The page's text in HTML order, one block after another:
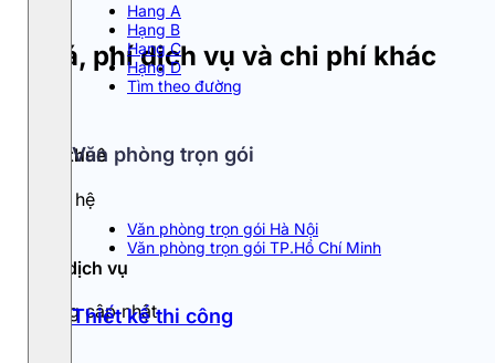
Hang A
Hạng B
Hạng C
Hạng D
Tìm theo đường
Văn phòng trọn gói
Văn phòng trọn gói Hà Nội
Văn phòng trọn gói TP.Hồ Chí Minh
Thiết kế thi công
Giá, phí dịch vụ và chi phí khác
Giá thuê
Liên hệ
Phí dịch vụ
Đang cập nhật